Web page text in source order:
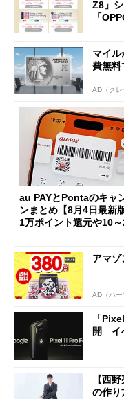
Z8」
「
マイ
費無料
AD（クレ
au PAYとPontaのキャ
ンまとめ【8月4日最新
1万ポイント還元や10
アマ
AD（ハー
「
開 イ
【西
の作り